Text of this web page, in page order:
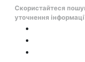
Скористайтеся
уточнення